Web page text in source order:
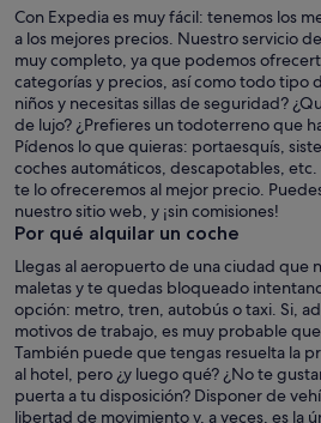
Con Expedia es muy fácil: tenemos los
a los mejores precios. Nuestro servicio de
muy completo, ya que podemos
categorías y precios, así como todo tipo
niños y necesitas sillas de seguridad?
de lujo? ¿Prefieres un todoterreno que
Pídenos lo que quieras: portaesquís,
coches automáticos, descapotables,
te lo ofreceremos al mejor precio.
nuestro sitio web, y ¡sin comisiones!
Por qué alquilar un coche
Llegas al aeropuerto de una ciudad que
maletas y te quedas bloqueado
opción: metro, tren, autobús o taxi. Si,
motivos de trabajo, es muy probable
También puede que tengas resuelta la
al hotel, pero ¿y luego qué? ¿No te
puerta a tu disposición? Disponer de
libertad de movimiento y, a veces, es la